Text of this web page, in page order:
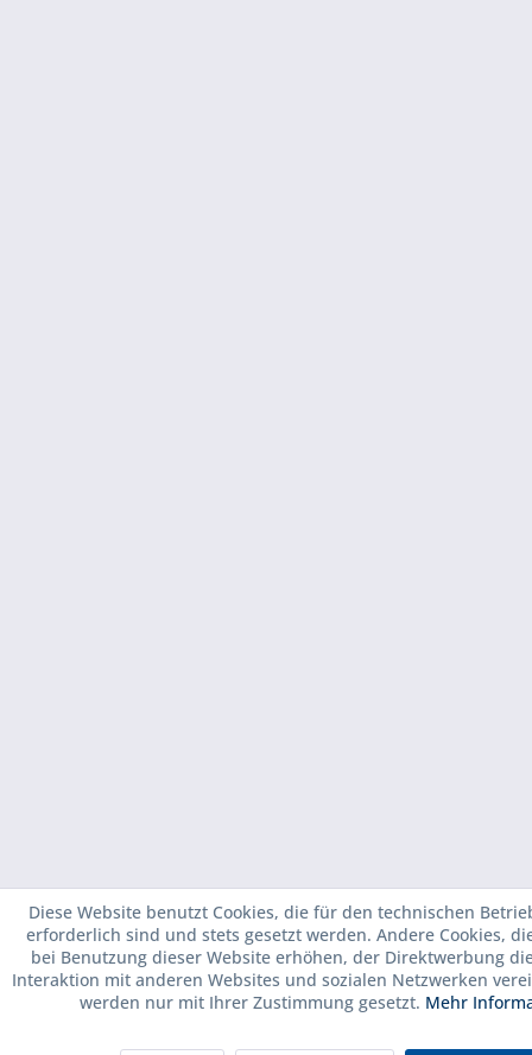
Diese Website benutzt Cookies, die für den technischen
erforderlich sind und stets gesetzt werden. Andere Cookies,
bei Benutzung dieser Website erhöhen, der Direktwerbung
Interaktion mit anderen Websites und sozialen Netzwerken
werden nur mit Ihrer Zustimmung gesetzt. Mehr